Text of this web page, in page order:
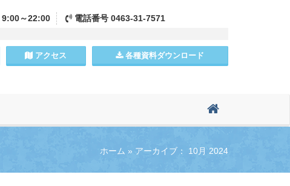
9:00～22:00 電話番号0463-31-7571
アクセス 各種資料ダウンロード
ホーム » アーカイブ： 10月 2024